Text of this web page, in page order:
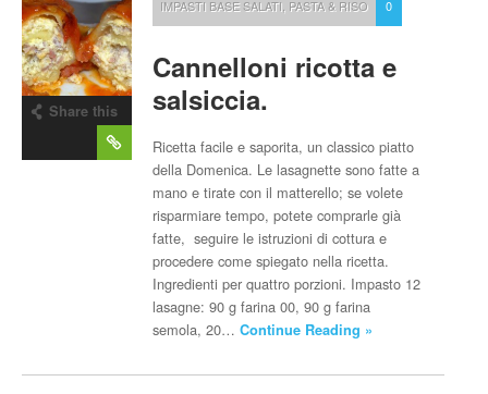
Share this
IMPASTI BASE SALATI PASTA & RISO 0
Cannelloni ricotta e
salsiccia.
Ricetta facile e saporita, un classico piatto
della Domenica. Le lasagnette sono fatte a
mano e tirate con il matterello; se volete
risparmiare tempo, potete comprarle già
fatte, seguire le istruzioni di cottura e
procedere come spiegato nella ricetta.
Ingredienti per quattro porzioni. Impasto 12
lasagne: 90 g farina 00, 90 g farina
semola, 20…Continue Reading »